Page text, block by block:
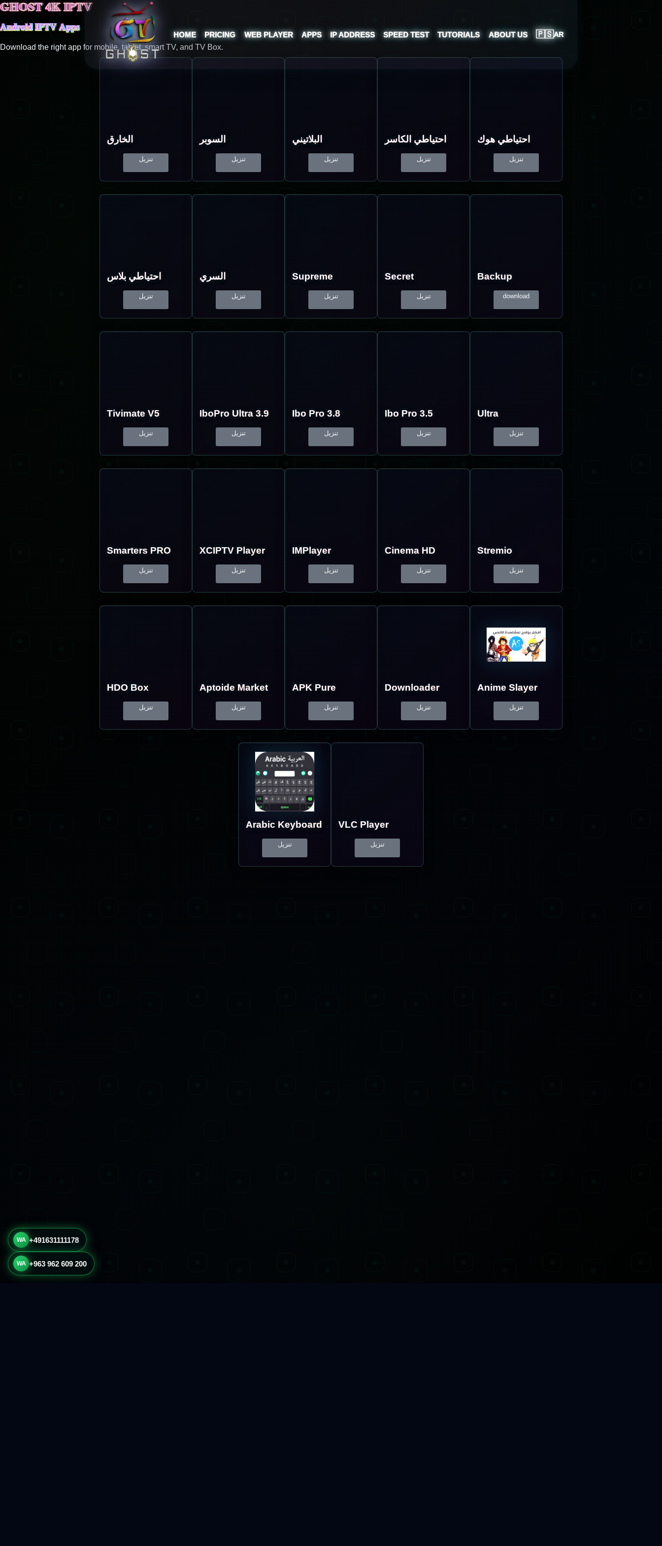
HOME PRICING WEB PLAYER APPS IP ADDRESS SPEED TEST TUTORIALS ABOUT US 🇵🇸AR
GHOST 4K IPTV
Android IPTV Apps
Download the right app for mobile, tablet, smart TV, and TV Box.
الخارق
تنزيل
السوبر
تنزيل
البلاتيني
تنزيل
احتياطي الكاسر
تنزيل
احتياطي هوك
تنزيل
احتياطي بلاس
تنزيل
السري
تنزيل
Supreme
تنزيل
Secret
تنزيل
Backup
download
Tivimate V5
تنزيل
IboPro Ultra 3.9
تنزيل
Ibo Pro 3.8
تنزيل
Ibo Pro 3.5
تنزيل
Ultra
تنزيل
Smarters PRO
تنزيل
XCIPTV Player
تنزيل
IMPlayer
تنزيل
Cinema HD
تنزيل
Stremio
تنزيل
HDO Box
تنزيل
Aptoide Market
تنزيل
APK Pure
تنزيل
Downloader
تنزيل
Anime Slayer
تنزيل
Arabic Keyboard
تنزيل
VLC Player
تنزيل
WA +491631111178
WA +963 962 609 200